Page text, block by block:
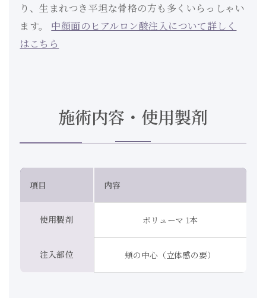
り、生まれつき平坦な骨格の方も多くいらっしゃい
ます。 中顔面のヒアルロン酸注入について詳しく
はこちら
施術内容・使用製剤
項目 内容
使用製剤 ボリューマ 1本
注入部位 頬の中心（立体感の要）